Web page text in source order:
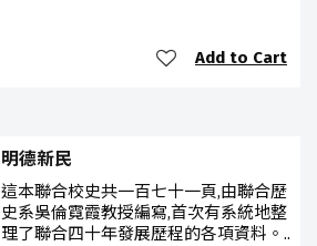
Add to Cart
明德新民
這本聯合校史共一百七十一頁,由聯合歷
史系吳倫霓霞教授編寫,首次有系統地整
理了聯合四十年發展歷程的各項資料。..